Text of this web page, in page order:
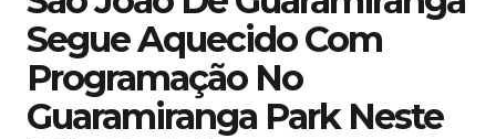
Segue Aquecido Com
Programação No
Guaramiranga Park Neste